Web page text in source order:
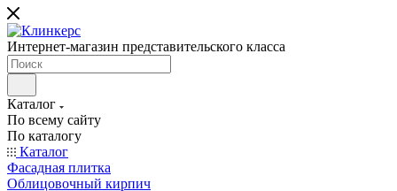
Интернет-магазин представительского класса
Каталог
По всему сайту
По каталогу
Каталог
Фасадная плитка
Облицовочный кирпич